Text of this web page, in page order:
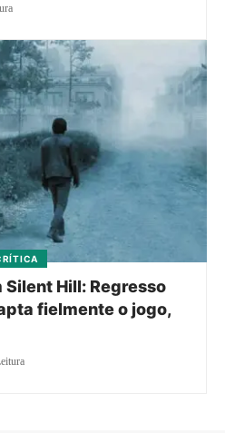
Silent Hill: Regresso
fielmente o jogo,